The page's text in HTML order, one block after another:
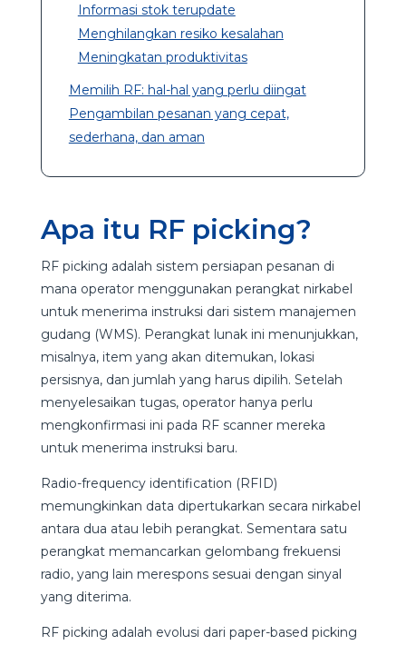
Informasi stok terupdate
Menghilangkan resiko kesalahan
Meningkatan produktivitas
Memilih RF: hal-hal yang perlu diingat
Pengambilan pesanan yang cepat,
sederhana, dan aman
Apa itu RF picking?
RF picking adalah sistem persiapan pesanan di
mana operator menggunakan perangkat nirkabel
untuk menerima instruksi dari sistem manajemen
gudang (WMS). Perangkat lunak ini menunjukkan,
misalnya, item yang akan ditemukan, lokasi
persisnya, dan jumlah yang harus dipilih. Setelah
menyelesaikan tugas, operator hanya perlu
mengkonfirmasi ini pada RF scanner mereka
untuk menerima instruksi baru.
Radio-frequency identification (RFID)
memungkinkan data dipertukarkan secara nirkabel
antara dua atau lebih perangkat. Sementara satu
perangkat memancarkan gelombang frekuensi
radio, yang lain merespons sesuai dengan sinyal
yang diterima.
RF picking adalah evolusi dari paper-based picking